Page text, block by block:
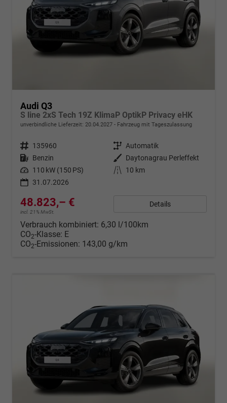
Audi Q3
S line 2xS Tech 19Z KlimaP OptikP Privacy eHK
unverbindliche Lieferzeit: 20.04.2027 Fahrzeug mit Tageszulassung
Fahrzeugnr. 135960 Getriebe Automatik
Kraftstoff Benzin Außenfarbe Daytonagrau Perleffekt
Leistung 110 kW (150 PS) Kilometerstand
10 km
31.07.2026
48.823,– €
incl. 21% MwSt.
Details
Verbrauch kombiniert: 6,30 l/100km
CO2-Klasse: E
CO2-Emissionen: 143,00 g/km